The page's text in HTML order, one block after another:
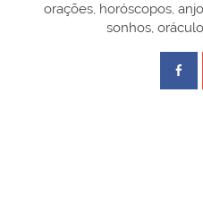
orações, horóscopos,
sonhos,